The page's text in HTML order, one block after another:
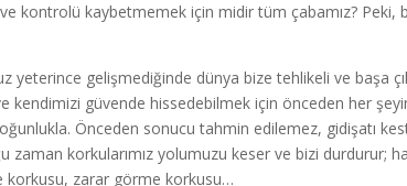
kontrolü kaybetmemek için midir tüm çabamız? Peki,
yeterince gelişmediğinde dünya bize tehlikeli ve başa
kendimizi güvende hissedebilmek için önceden her
Önceden sonucu tahmin edilemez, gidişatı
zaman korkularımız yolumuzu keser ve bizi durdurur;
korkusu, zarar görme korkusu…